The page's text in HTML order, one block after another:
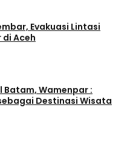
Evakuasi Lintasi
di Aceh
Batam, Wamenpar :
Destinasi Wisata